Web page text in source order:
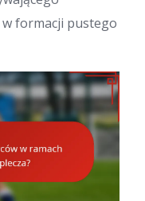
formacji pustego